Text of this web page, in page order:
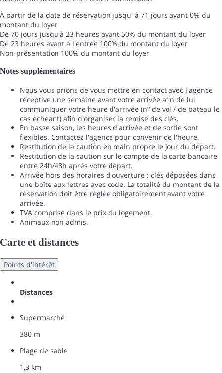
À partir de la date de réservation jusqu' à 71 jours avant 0% du
montant du loyer
De 70 jours jusqu'à 23 heures avant 50% du montant du loyer
De 23 heures avant à l'entrée 100% du montant du loyer
Non-présentation 100% du montant du loyer
Notes supplémentaires
Nous vous prions de vous mettre en contact avec l'agence
réceptive une semaine avant votre arrivée afin de lui
communiquer votre heure d'arrivée (nº de vol / de bateau le
cas échéant) afin d'organiser la remise des clés.
En basse saison, les heures d'arrivée et de sortie sont
flexibles. Contactez l'agence pour convenir de l'heure.
Restitution de la caution en main propre le jour du départ.
Restitution de la caution sur le compte de la carte bancaire
entre 24h/48h après votre départ.
Arrivée hors des horaires d'ouverture : clés déposées dans
une boîte aux lettres avec code. La totalité du montant de la
réservation doit être réglée obligatoirement avant votre
arrivée.
TVA comprise dans le prix du logement.
Animaux non admis.
Carte et distances
Points d'intérêt
Distances
Supermarché
380 m
Plage de sable
1,3 km